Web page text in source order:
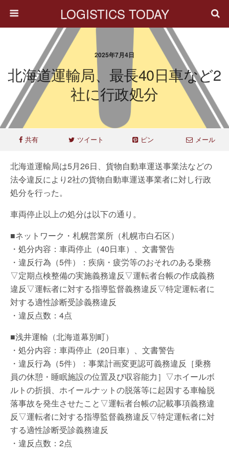
LOGISTICS TODAY
2025年7月4日
北海道運輸局、最長40日車など2
社に行政処分
共有 ツイート ピン メール
北海道運輸局は5月26日、貨物自動車運送事業法などの
法令違反により2社の貨物自動車運送事業者に対し行政
処分を行った。
車両停止以上の処分は以下の通り。
■ネットワーク・札幌営業所（札幌市白石区）
・処分内容：車両停止（40日車）、文書警告
・違反行為（5件）：疾病・疲労等のおそれのある乗務
▽定期点検整備の実施義務違反▽運転者台帳の作成義務
違反▽運転者に対する指導監督義務違反▽特定運転者に
対する適性診断受診義務違反
・違反点数：4点
■浅井運輸（北海道幕別町）
・処分内容：車両停止（20日車）、文書警告
・違反行為（5件）：事業計画変更認可義務違反［乗務
員の休憩・睡眠施設の位置及び収容能力］▽ホイールボ
ルトの折損、ホイールナットの脱落等に起因する車輪脱
落事故を発生させたこと▽運転者台帳の記載事項義務違
反▽運転者に対する指導監督義務違反▽特定運転者に対
する適性診断受診義務違反
・違反点数：2点